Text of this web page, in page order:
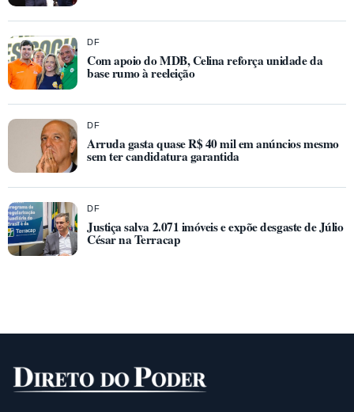
DF
Com apoio do MDB, Celina reforça unidade da
base rumo à reeleição
DF
Arruda gasta quase R$ 40 mil em anúncios mesmo
sem ter candidatura garantida
DF
Justiça salva 2.071 imóveis e expõe desgaste de Júlio
César na Terracap